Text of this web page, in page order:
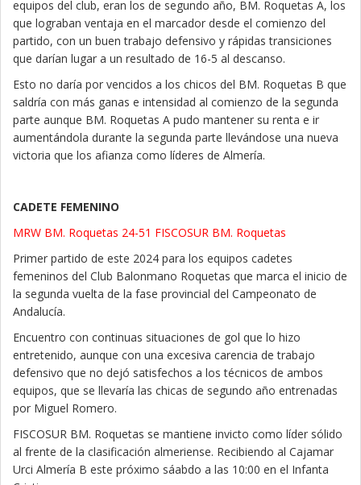
equipos del club, eran los de segundo año, BM. Roquetas A, los
que lograban ventaja en el marcador desde el comienzo del
partido, con un buen trabajo defensivo y rápidas transiciones
que darían lugar a un resultado de 16-5 al descanso.
Esto no daría por vencidos a los chicos del BM. Roquetas B que
saldría con más ganas e intensidad al comienzo de la segunda
parte aunque BM. Roquetas A pudo mantener su renta e ir
aumentándola durante la segunda parte llevándose una nueva
victoria que los afianza como líderes de Almería.
CADETE FEMENINO
MRW BM. Roquetas 24-51 FISCOSUR BM. Roquetas
Primer partido de este 2024 para los equipos cadetes
femeninos del Club Balonmano Roquetas que marca el inicio de
la segunda vuelta de la fase provincial del Campeonato de
Andalucía.
Encuentro con continuas situaciones de gol que lo hizo
entretenido, aunque con una excesiva carencia de trabajo
defensivo que no dejó satisfechos a los técnicos de ambos
equipos, que se llevaría las chicas de segundo año entrenadas
por Miguel Romero.
FISCOSUR BM. Roquetas se mantiene invicto como líder sólido
al frente de la clasificación almeriense. Recibiendo al Cajamar
Urci Almería B este próximo sáabdo a las 10:00 en el Infanta